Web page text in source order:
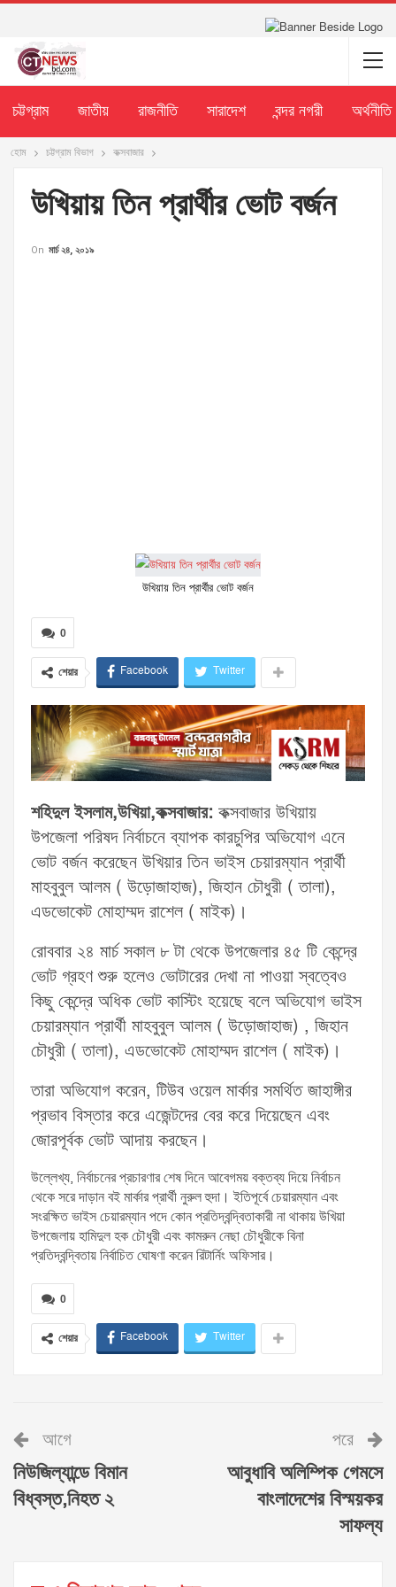
চট্টগ্রাম জাতীয় রাজনীতি সারাদেশ বন্দর নগরী অর্থনীতি
হোম চট্টগ্রাম বিভাগ কক্সবাজার
উখিয়ায় তিন প্রার্থীর ভোট বর্জন
On মার্চ ২৪, ২০১৯
উখিয়ায় তিন প্রার্থীর ভোট বর্জন
0
শেয়ার Facebook Twitter
শহিদুল ইসলাম,উখিয়া,কক্সবাজার: কক্সবাজার উখিয়ায়
উপজেলা পরিষদ নির্বাচনে ব্যাপক কারচুপির অভিযোগ এনে
ভোট বর্জন করেছেন উখিয়ার তিন ভাইস চেয়ারম্যান প্রার্থী
মাহবুবুল আলম ( উড়োজাহাজ), জিহান চৌধুরী ( তালা),
এডভোকেট মোহাম্মদ রাশেল ( মাইক)।
রোববার ২৪ মার্চ সকাল ৮ টা থেকে উপজেলার ৪৫ টি কেন্দ্রে
ভোট গ্রহণ শুরু হলেও ভোটারের দেখা না পাওয়া স্বত্বেও
কিছু কেন্দ্রে অধিক ভোট কাস্টিং হয়েছে বলে অভিযোগ ভাইস
চেয়ারম্যান প্রার্থী মাহবুবুল আলম ( উড়োজাহাজ) , জিহান
চৌধুরী ( তালা), এডভোকেট মোহাম্মদ রাশেল ( মাইক)।
তারা অভিযোগ করেন, টিউব ওয়েল মার্কার সমর্থিত জাহাঙ্গীর
প্রভাব বিস্তার করে এজেন্টদের বের করে দিয়েছেন এবং
জোরপূর্বক ভোট আদায় করছেন।
উল্লেখ্য, নির্বাচনের প্রচারণার শেষ দিনে আবেগময় বক্তব্য দিয়ে নির্বাচন
থেকে সরে দাড়ান বই মার্কার প্রার্থী নুরুল হুদা। ইতিপূর্বে চেয়ারম্যান এবং
সংরক্ষিত ভাইস চেয়ারম্যান পদে কোন প্রতিদ্বন্দ্বিতাকারী না থাকায় উখিয়া
উপজেলায় হামিদুল হক চৌধুরী এবং কামরুন নেছা চৌধুরীকে বিনা
প্রতিদ্বন্দ্বিতায় নির্বাচিত ঘোষণা করেন রিটার্নিং অফিসার।
0
শেয়ার Facebook Twitter
আগে
নিউজিল্যান্ডে বিমান
বিধ্বস্ত,নিহত ২
পরে
আবুধাবি অলিম্পিক গেমসে
বাংলাদেশের বিস্ময়কর
সাফল্য